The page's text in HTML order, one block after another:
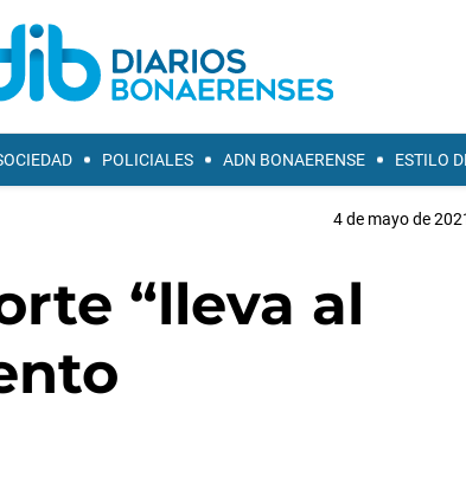
POLICIALES ADN BONAERENSE ESTILO
4 de mayo de
“lleva al